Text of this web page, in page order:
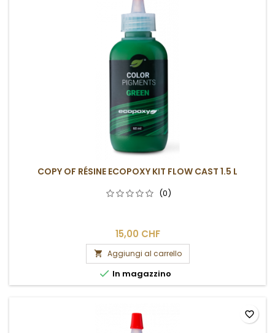
COPY OF RÉSINE ECOPOXY KIT FLOW CAST 1.5 L
(0)
15,00 CHF
 Aggiungi al carrello
 In magazzino
favorite_border